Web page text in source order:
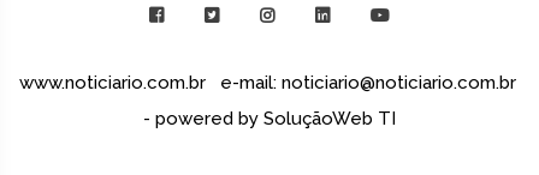
www.noticiario.com.br e-mail: noticiario@noticiario.com.br
- powered by SoluçãoWeb TI